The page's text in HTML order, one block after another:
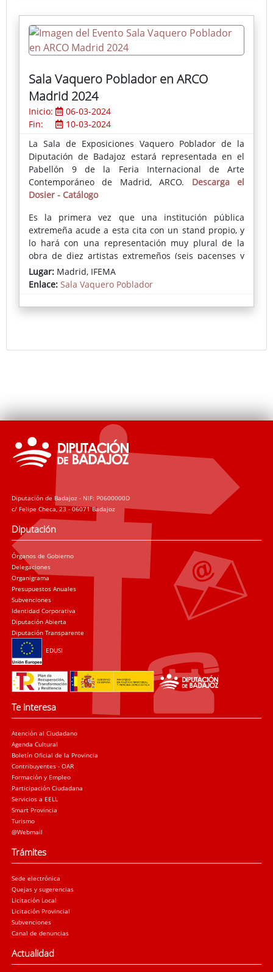
Accede a la noticia del Gabinete de Prensa de la
Diputación de Badajoz
Sala Vaquero Poblador en ARCO
Madrid 2024
Inicio:
06-03-2024
Fin:
10-03-2024
La Sala de Exposiciones Vaquero Poblador de la
Diputación de Badajoz estará representada en el
Pabellón 9 de la Feria Internacional de Arte
Contemporáneo de Madrid, ARCO. Descarga el
Dosier - Catálogo
Es la primera vez que una institución pública
extremeña acude a esta cita con un stand propio, y
lo hará con una representación muy plural de la
obra de diez artistas extremeños (seis pacenses y
cuatro cacereños), en consonancia con los objetivos
del Área de Cultura, Deportes y Juventud de la
promoción y visibilidad a creadores noveles o
Hinchado, una obra objetual de María Jesús
Manzanares y una instalación sobre pared de Isabel
Flores. Todo ello, en el marco de un evento de
carácter internacional como ARCO Madrid, en el que
se dan cita importantes artistas, galeristas, críticos y
otros agentes del arte contemporáneo de todo el
mundo.
Lugar: Madrid, IFEMA
Enlace: Sala Vaquero Poblador
Diputación de Badajoz - NIF: P0600000D
c/ Felipe Checa, 23 - 06071 Badajoz
Diputación
Órganos de Gobierno
Delegaciones
Organigrama
Presupuestos Anuales
Subvenciones
Identidad Corporativa
Diputación Abierta
Diputación Transparente
EDUSI
Te interesa
Atención al Ciudadano
Agenda Cultural
Boletín Oficial de la Provincia
Contribuyentes - OAR
Formación y Empleo
Participación Ciudadana
Servicios a EELL
Smart Provincia
Turismo
@Webmail
Trámites
Sede electrónica
Quejas y sugerencias
Licitación Local
Licitación Provincial
Subvenciones
Canal de denuncias
Actualidad